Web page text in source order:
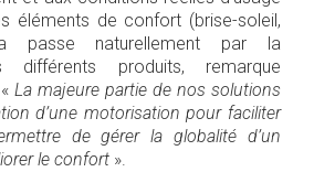
éléments de confort (brise-soleil,
passe naturellement par la
différents produits, remarque
La majeure partie de nos solutions
d’une motorisation pour faciliter
de gérer la globalité d’un
le confort ».